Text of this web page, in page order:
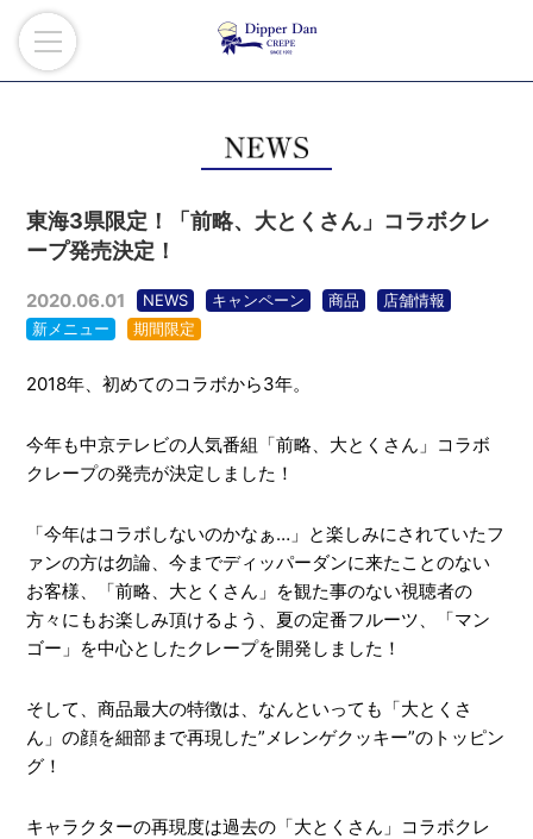
東海3県限定！「前略、大とくさん」コラボクレ
ープ発売決定！
2020.06.01 NEWS キャンペーン 商品
店舗情報
新メニュー
期間限定
2018年、初めてのコラボから3年。
今年も中京テレビの人気番組「前略、大とくさん」コラボ
クレープの発売が決定しました！
「今年はコラボしないのかなぁ…」と楽しみにされていたフ
ァンの方は勿論、今までディッパーダンに来たことのない
お客様、「前略、大とくさん」を観た事のない視聴者の
方々にもお楽しみ頂けるよう、夏の定番フルーツ、「マン
ゴー」を中心としたクレープを開発しました！
そして、商品最大の特徴は、なんといっても「大とくさ
ん」の顔を細部まで再現した”メレンゲクッキー”のトッピン
グ！
キャラクターの再現度は過去の「大とくさん」コラボクレ